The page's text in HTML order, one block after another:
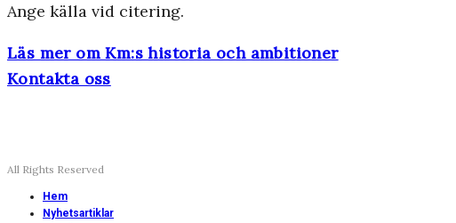
Ange källa vid citering.
Läs mer om Km:s historia och ambitioner
Kontakta oss
All Rights Reserved
Hem
Nyhetsartiklar